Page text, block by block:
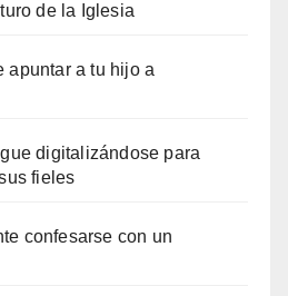
de la Iglesia
apuntar a tu hijo a
digitalizándose para
fieles
confesarse con un